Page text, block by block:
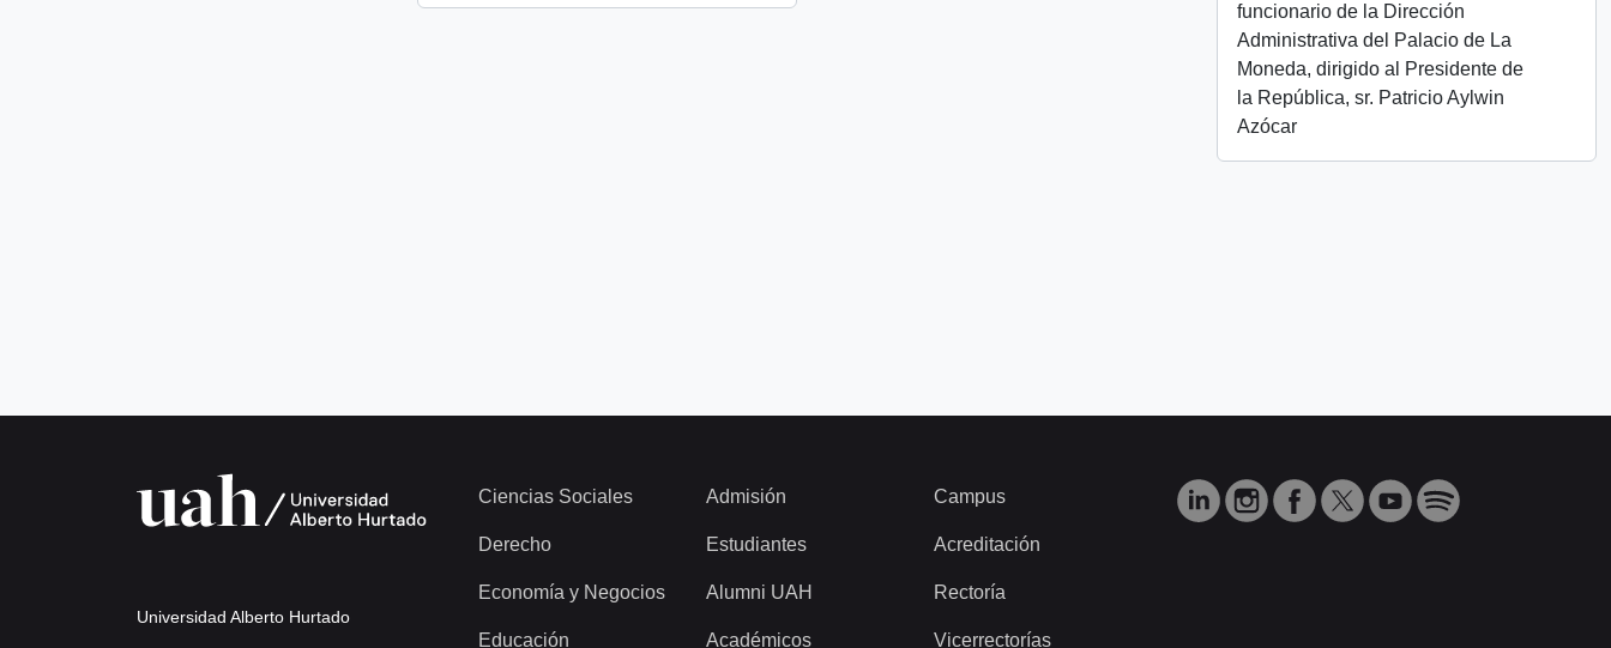
funcionario de la Dirección
Administrativa del Palacio de La
Moneda, dirigido al Presidente de
la República, sr. Patricio Aylwin
Azócar
Universidad Alberto Hurtado
Ciencias Sociales
Derecho
Economía y Negocios
Educación
Admisión
Estudiantes
Alumni UAH
Académicos
Campus
Acreditación
Rectoría
Vicerrectorías